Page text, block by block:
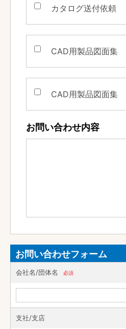
カタログ送付依頼
CAD用製品図面集
CAD用製品図面集
お問い合わせ内容
お問い合わせフォーム
会社名/団体名 必須
支社/支店